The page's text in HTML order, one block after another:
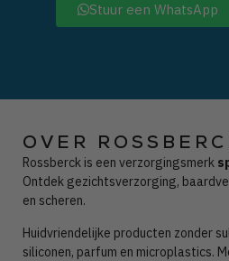
Stuur een WhatsApp
OVER
Rossberck is een verzorgingsmerk
Ontdek gezichtsverzorging,
en scheren.
Huidvriendelijke producten zonder
siliconen, parfum en microplastics.